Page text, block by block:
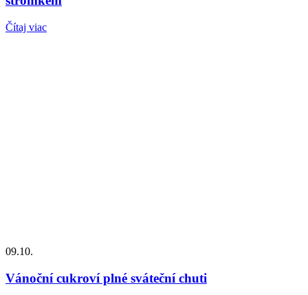
Čítaj viac
09.10.
Vánoční cukroví plné sváteční chuti